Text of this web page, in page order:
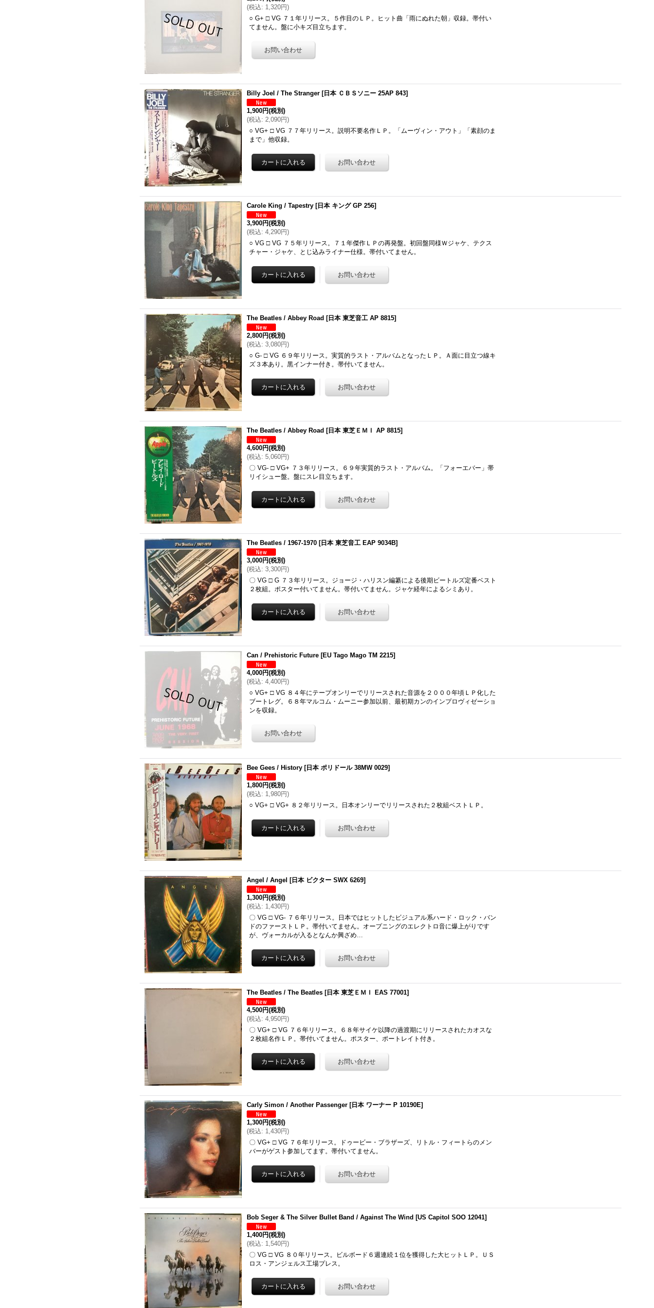
(税込: 1,320円)
○ G+ □ VG ７１年リリース。５作目のＬＰ。ヒット曲「雨にぬれた朝」収録。帯付い
てません。盤に小キズ目立ちます。
Billy Joel / The Stranger [日本 ＣＢＳソニー 25AP 843]
1,900円(税別)
(税込: 2,090円)
○ VG+ □ VG ７７年リリース。説明不要名作ＬＰ。「ムーヴィン・アウト」「素顔のま
まで」他収録。
Carole King / Tapestry [日本 キング GP 256]
3,900円(税別)
(税込: 4,290円)
○ VG □ VG ７５年リリース。７１年傑作ＬＰの再発盤。初回盤同様Ｗジャケ、テクス
チャー・ジャケ、とじ込みライナー仕様。帯付いてません。
The Beatles / Abbey Road [日本 東芝音工 AP 8815]
2,800円(税別)
(税込: 3,080円)
○ G- □ VG ６９年リリース。実質的ラスト・アルバムとなったＬＰ。Ａ面に目立つ線キ
ズ３本あり。黒インナー付き。帯付いてません。
The Beatles / Abbey Road [日本 東芝ＥＭＩ AP 8815]
4,600円(税別)
(税込: 5,060円)
〇 VG- □ VG+ ７３年リリース。６９年実質的ラスト・アルバム。「フォーエバー」帯
リイシュー盤。盤にスレ目立ちます。
The Beatles / 1967-1970 [日本 東芝音工 EAP 9034B]
3,000円(税別)
(税込: 3,300円)
〇 VG □ G ７３年リリース。ジョージ・ハリスン編纂による後期ビートルズ定番ベスト
２枚組。ポスター付いてません。帯付いてません。ジャケ経年によるシミあり。
Can / Prehistoric Future [EU Tago Mago TM 2215]
4,000円(税別)
(税込: 4,400円)
○ VG+ □ VG ８４年にテープオンリーでリリースされた音源を２０００年頃ＬＰ化した
ブートレグ。６８年マルコム・ムーニー参加以前、最初期カンのインプロヴィゼーショ
ンを収録。
Bee Gees / History [日本 ポリドール 38MW 0029]
1,800円(税別)
(税込: 1,980円)
○ VG+ □ VG+ ８２年リリース。日本オンリーでリリースされた２枚組ベストＬＰ。
Angel / Angel [日本 ビクター SWX 6269]
1,300円(税別)
(税込: 1,430円)
〇 VG □ VG- ７６年リリース。日本ではヒットしたビジュアル系ハード・ロック・バン
ドのファーストＬＰ。帯付いてません。オープニングのエレクトロ音に爆上がりです
が、ヴォーカルが入るとなんか興ざめ…
The Beatles / The Beatles [日本 東芝ＥＭＩ EAS 77001]
4,500円(税別)
(税込: 4,950円)
〇 VG+ □ VG ７６年リリース。６８年サイケ以降の過渡期にリリースされたカオスな
２枚組名作ＬＰ。帯付いてません。ポスター、ポートレイト付き。
Carly Simon / Another Passenger [日本 ワーナー P 10190E]
1,300円(税別)
(税込: 1,430円)
〇 VG+ □ VG ７６年リリース。ドゥービー・ブラザーズ、リトル・フィートらのメン
バーがゲスト参加してます。帯付いてません。
Bob Seger & The Silver Bullet Band / Against The Wind [US Capitol SOO 12041]
1,400円(税別)
(税込: 1,540円)
〇 VG □ VG ８０年リリース。ビルボード６週連続１位を獲得した大ヒットＬＰ。ＵＳ
ロス・アンジェルス工場プレス。